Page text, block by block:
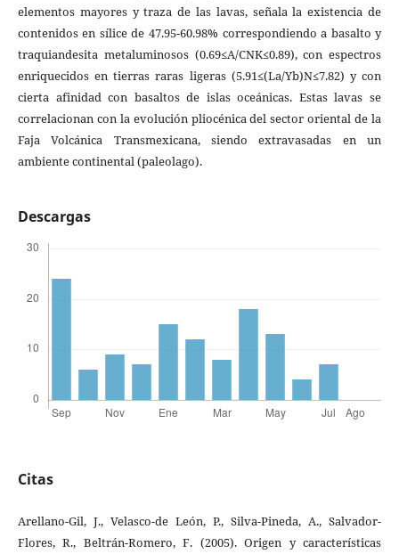
elementos mayores y traza de las lavas, señala la existencia de
contenidos en sílice de 47.95-60.98% correspondiendo a basalto y
traquiandesita metaluminosos (0.69≤A/CNK≤0.89), con espectros
enriquecidos en tierras raras ligeras (5.91≤(La/Yb)N≤7.82) y con
cierta afinidad con basaltos de islas oceánicas. Estas lavas se
correlacionan con la evolución pliocénica del sector oriental de la
Faja Volcánica Transmexicana, siendo extravasadas en un
ambiente continental (paleolago).
Descargas
Citas
Arellano-Gil, J., Velasco-de León, P., Silva-Pineda, A., Salvador-
Flores, R., Beltrán-Romero, F. (2005). Origen y características